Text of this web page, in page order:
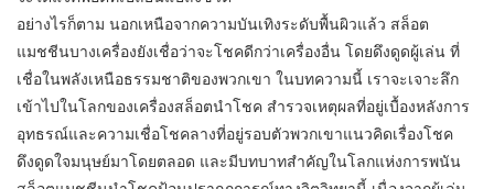
อย่างไรก็ตาม นอกเหนือจากความบันเทิงระดับพื้นผิวแล้ว สล็อต
แมชชีนบางเครื่องยังเชื่อว่าจะโชคดีกว่าเครื่องอื่น โดยดึงดูดผู้เล่น ที่
เชื่อในพลังเหนือธรรมชาติของพวกเขา ในบทความนี้ เราจะเจาะลึก
เข้าไปในโลกของเครื่องสล็อตนำโชค สำรวจเหตุผลที่อยู่เบื้องหลังการ
อุทธรณ์และความเชื่อโชคลางที่อยู่รอบตัวพวกเขาแนวคิดเรื่องโชค
ดึงดูดใจมนุษย์มาโดยตลอด และมีบทบาทสำคัญในโลกแห่งการพนัน